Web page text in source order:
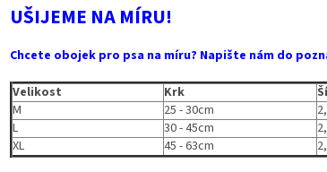
UŠIJEME NA MÍRU!
Chcete obojek pro psa na míru? Napište nám do
Velikost Krk
M
25 - 30cm
L
30 - 45cm
XL
45 - 63cm